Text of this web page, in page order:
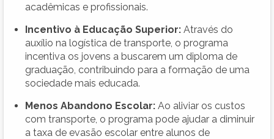
acadêmicas e profissionais.
Incentivo à Educação Superior: Através do
auxílio na logística de transporte, o programa
incentiva os jovens a buscarem um diploma de
graduação, contribuindo para a formação de uma
sociedade mais educada.
Menos Abandono Escolar: Ao aliviar os custos
com transporte, o programa pode ajudar a diminuir
a taxa de evasão escolar entre alunos de